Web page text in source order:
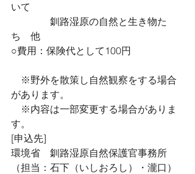
いて
釧路湿原の自然と生き物た
ち　他
○費用：保険代として100円
※野外を散策し自然観察をする場合
があります。
※内容は一部変更する場合がありま
す。
[申込先]
環境省　釧路湿原自然保護官事務所
（担当：石下（いしおろし）・瀧口）